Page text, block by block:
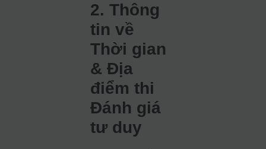
2. Thông
tin về
Thời gian
& Địa
điểm thi
Đánh giá
tư duy